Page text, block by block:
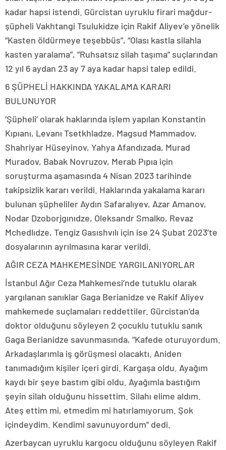
kadar hapsi istendi. Gürcistan uyruklu firari mağdur-
şüpheli Vakhtangi Tsulukidze için Rakif Aliyev’e yönelik
“Kasten öldürmeye teşebbüs”, “Olası kastla silahla
kasten yaralama”, “Ruhsatsız silah taşıma” suçlarından
12 yıl 6 aydan 23 ay 7 aya kadar hapsi talep edildi.
6 ŞÜPHELİ HAKKINDA YAKALAMA KARARI
BULUNUYOR
‘Şüpheli’ olarak haklarında işlem yapılan Konstantin
Kıpıanı, Levanı Tsetkhladze, Magsud Mammadov,
Shahriyar Hüseyinov, Yahya Afandızada, Murad
Muradov, Babak Novruzov, Merab Pıpıa için
soruşturma aşamasında 4 Nisan 2023 tarihinde
takipsizlik kararı verildi. Haklarında yakalama kararı
bulunan şüpheliler Aydın Safaralıyev, Azar Amanov,
Nodar Dzoborjgınıdze, Oleksandr Smalko, Revaz
Mchedlıdze, Tengiz Gasıshvılı için ise 24 Şubat 2023’te
dosyalarının ayrılmasına karar verildi.
AĞIR CEZA MAHKEMESİNDE YARGILANIYORLAR
İstanbul Ağır Ceza Mahkemesi’nde tutuklu olarak
yargılanan sanıklar Gaga Berianidze ve Rakif Aliyev
mahkemede suçlamaları reddettiler. Gürcistan’da
doktor olduğunu söyleyen 2 çocuklu tutuklu sanık
Gaga Berianidze savunmasında, “Kafede oturuyordum.
Arkadaşlarımla iş görüşmesi olacaktı. Aniden
tanımadığım kişiler içeri girdi. Kargaşa oldu. Ayağım
kaydı bir şeye bastım gibi oldu. Ayağımla bastığım
şeyin silah olduğunu hissettim. Silahı elime aldım.
Ateş ettim mi, etmedim mi hatırlamıyorum. Şok
içindeydim. Kendimi savunuyordum” dedi.
Azerbaycan uyruklu kargocu olduğunu söyleyen Rakif